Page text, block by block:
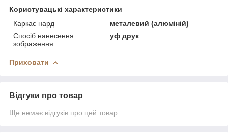
Користувацькі характеристики
Каркас нард
металевий (алюміній)
Спосіб нанесення
зображення
уф друк
Приховати
Відгуки про товар
Ще немає відгуків про цей товар